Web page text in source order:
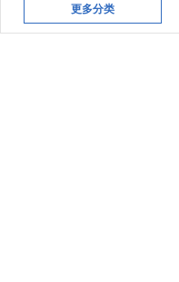
更多分类